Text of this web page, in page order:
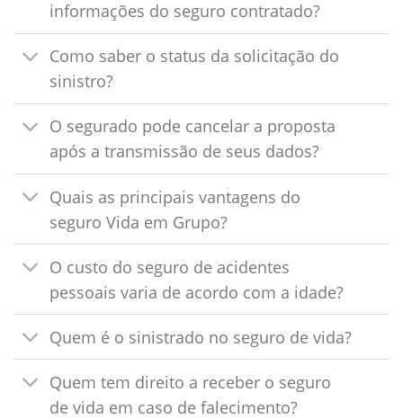
informações do seguro contratado?
Como saber o status da solicitação do
sinistro?
O segurado pode cancelar a proposta
após a transmissão de seus dados?
Quais as principais vantagens do
seguro Vida em Grupo?
O custo do seguro de acidentes
pessoais varia de acordo com a idade?
Quem é o sinistrado no seguro de vida?
Quem tem direito a receber o seguro
de vida em caso de falecimento?